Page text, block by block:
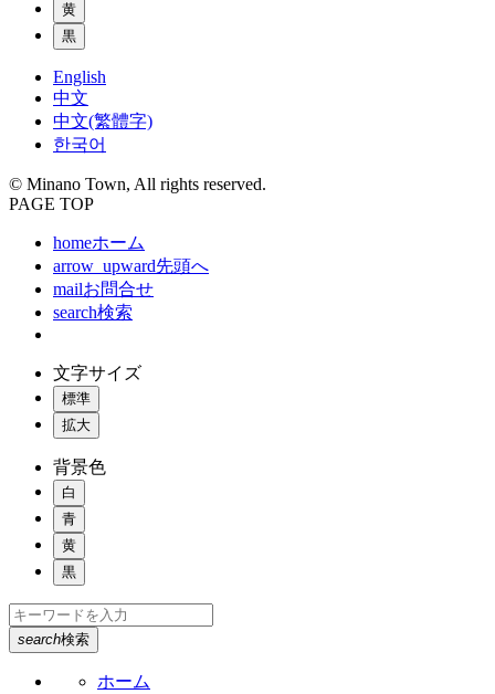
黄
黒
English
中文
中文(繁體字)
한국어
© Minano Town, All rights reserved.
PAGE TOP
homeホーム
arrow_upward先頭へ
mailお問合せ
search検索
文字サイズ
標準
拡大
背景色
白
青
黄
黒
search検索
ホーム